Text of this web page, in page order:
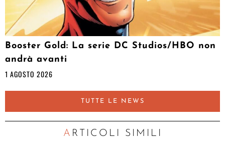
Booster Gold: La serie DC Studios/HBO non
andrà avanti
1 AGOSTO 2026
TUTTE LE NEWS
ARTICOLI SIMILI